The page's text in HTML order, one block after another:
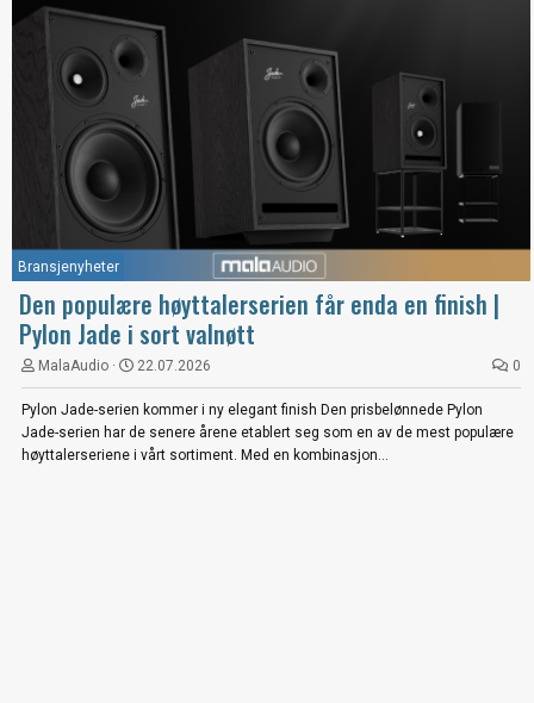
Bransjenyheter
Den populære høyttalerserien får enda en finish |
Pylon Jade i sort valnøtt
MalaAudio 22.07.2026 0
Pylon Jade-serien kommer i ny elegant finish Den prisbelønnede Pylon
Jade-serien har de senere årene etablert seg som en av de mest populære
høyttalerseriene i vårt sortiment. Med en kombinasjon...